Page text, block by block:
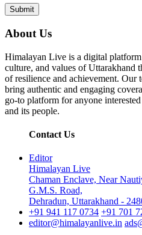
About Us
Himalayan Live is a digital platform
culture, and values of Uttarakhand
of resilience and achievement. Our
bring authentic and engaging
go-to platform for anyone
and its people.
Contact Us
Editor
Himalayan Live
Chaman Enclave, Near
G.M.S. Road,
Dehradun, Uttarakhand -
+91 941 117 0734 +91 701
editor@himalayanlive.in